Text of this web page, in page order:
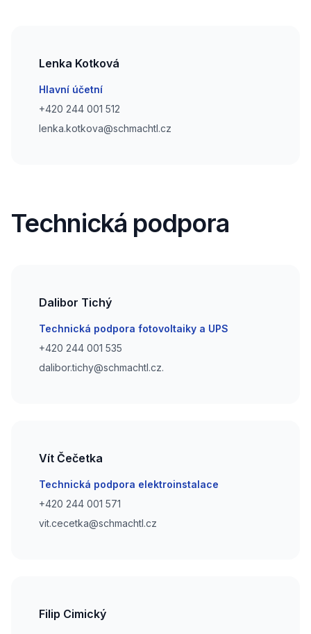
Lenka Kotková
Email
Hlavní účetní
Phone number
+420 244 001 512
Phone number
lenka.kotkova@schmachtl.cz
Technická podpora
Dalibor Tichý
Email
Technická podpora fotovoltaiky a UPS
Phone number
+420 244 001 535
Phone number
dalibor.tichy@schmachtl.cz.
Vít Čečetka
Email
Technická podpora elektroinstalace
Phone number
+420 244 001 571
Phone number
vit.cecetka@schmachtl.cz
Filip Cimický